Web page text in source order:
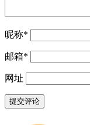
昵称*
邮箱*
网址